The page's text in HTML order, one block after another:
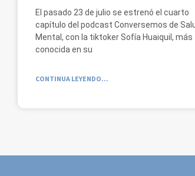
El pasado 23 de julio se estrenó el cuarto
capítulo del podcast Conversemos de
Mental, con la tiktoker Sofía Huaiquil, más
conocida en su
CONTINUA LEYENDO...